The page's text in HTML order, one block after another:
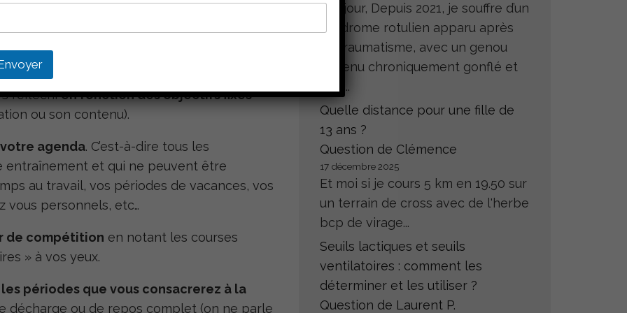
en découler une préparation qui elle-
pour programmer efficacement son
réfléchien fonction des objectifs fixés
ou son contenu).
agenda. C’est-à-dire tous les
et qui ne peuvent être
au travail, vos périodes de vacances, vos
vous personnels, etc…
de compétition en notant les courses
» à vos yeux.
périodes que vous consacrerez à la
décharge ou de repos complet (on ne parle
Bonjour, Depuis 2021, je souffre d’un
syndrome rotulien apparu après
un traumatisme, avec un genou
devenu chroniquement gonflé et
très...
Quelle distance pour une fille de
13 ans ?
Question de Clémence
17 décembre 2025
Et moi si je cours 5 km en 19.50 sur
un terrain de cross avec de l'herbe
bcp de virage...
Seuils lactiques et seuils
ventilatoires : comment les
déterminer et les utiliser ?
Question de Laurent P.